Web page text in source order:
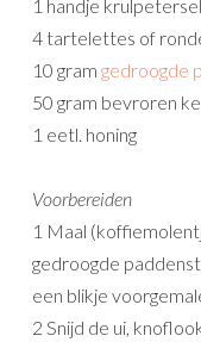
1 handje
4 tartelettes of
10 gram gedroogde
50 gram bevroren
1 eetl. honing
Voorbereiden
1 Maal
gedroogde
een blikje
2 Snijd de ui,